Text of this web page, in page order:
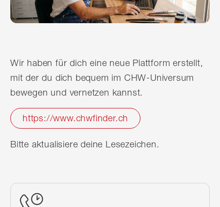
Wir haben für dich eine neue Plattform erstellt,
mit der du dich bequem im CHW-Universum
bewegen und vernetzen kannst.
https://www.chwfinder.ch
Bitte aktualisiere deine Lesezeichen.